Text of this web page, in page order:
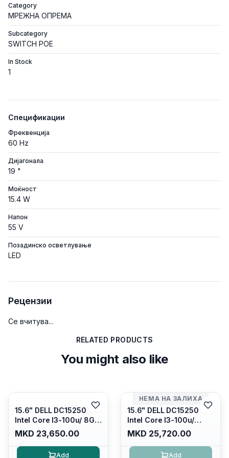
Category
МРЕЖНА ОПРЕМА
Subcategory
SWITCH POE
In Stock
1
Спецификации
Фреквенција
60 Hz
Дијагонала
19 "
Моќност
15.4 W
Напон
55 V
Позадинско осветлување
LED
Рецензии
Се вчитува...
RELATED PRODUCTS
You might also like
15.6" DELL DC15250
Intel Core I3-100u/ 8GB
DDR4/ 512GB SSD M.2/
Iris Xe Graphics/ 120Hz
Anti-glare LED Display/
MKD 23,650.00
Add
НЕМА НА ЗАЛИХА
15.6" DELL DC15250
Intel Core I3-100u/
16GB DDR4/ 512GB SSD
M.2/ Iris Xe Graphics/
120Hz Anti-glare LED
MKD 25,720.00
Add